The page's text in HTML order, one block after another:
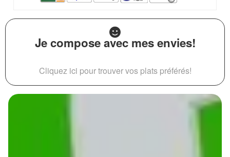
Je compose avec mes envies!
Cliquez ici pour trouver vos plats préférés!